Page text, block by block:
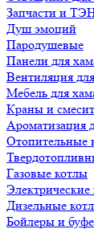
Запчасти и
Душ эмоций
Пародушевые
Панели для
Вентиляция
Мебель для
Краны и
Ароматизация
Отопительные
Газовые котлы
Электрические
Дизельные
Бойлеры и